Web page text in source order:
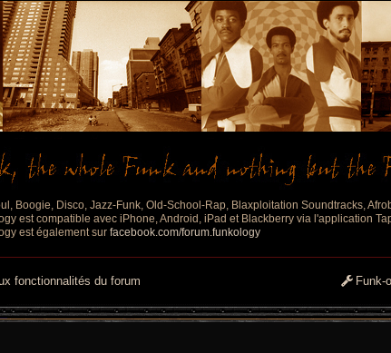
Boogie, Disco, Jazz-Funk, Old-School-Rap, Blaxploitation Soundtracks,
est compatible avec iPhone, Android, iPad et Blackberry via l'application
est également sur facebook.com/forum.funkology
fonctionnalités du forum Funk-